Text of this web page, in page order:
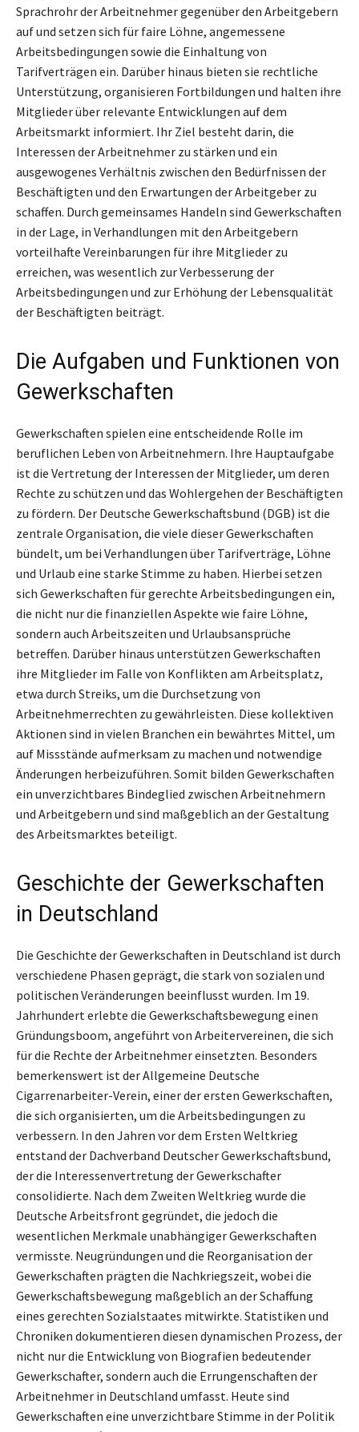
Sprachrohr der Arbeitnehmer gegenüber den Arbeitgebern
auf und setzen sich für faire Löhne, angemessene
Arbeitsbedingungen sowie die Einhaltung von
Tarifverträgen ein. Darüber hinaus bieten sie rechtliche
Unterstützung, organisieren Fortbildungen und halten ihre
Mitglieder über relevante Entwicklungen auf dem
Arbeitsmarkt informiert. Ihr Ziel besteht darin, die
Interessen der Arbeitnehmer zu stärken und ein
ausgewogenes Verhältnis zwischen den Bedürfnissen der
Beschäftigten und den Erwartungen der Arbeitgeber zu
schaffen. Durch gemeinsames Handeln sind Gewerkschaften
in der Lage, in Verhandlungen mit den Arbeitgebern
vorteilhafte Vereinbarungen für ihre Mitglieder zu
erreichen, was wesentlich zur Verbesserung der
Arbeitsbedingungen und zur Erhöhung der Lebensqualität
der Beschäftigten beiträgt.
Die Aufgaben und Funktionen von
Gewerkschaften
Gewerkschaften spielen eine entscheidende Rolle im
beruflichen Leben von Arbeitnehmern. Ihre Hauptaufgabe
ist die Vertretung der Interessen der Mitglieder, um deren
Rechte zu schützen und das Wohlergehen der Beschäftigten
zu fördern. Der Deutsche Gewerkschaftsbund (DGB) ist die
zentrale Organisation, die viele dieser Gewerkschaften
bündelt, um bei Verhandlungen über Tarifverträge, Löhne
und Urlaub eine starke Stimme zu haben. Hierbei setzen
sich Gewerkschaften für gerechte Arbeitsbedingungen ein,
die nicht nur die finanziellen Aspekte wie faire Löhne,
sondern auch Arbeitszeiten und Urlaubsansprüche
betreffen. Darüber hinaus unterstützen Gewerkschaften
ihre Mitglieder im Falle von Konflikten am Arbeitsplatz,
etwa durch Streiks, um die Durchsetzung von
Arbeitnehmerrechten zu gewährleisten. Diese kollektiven
Aktionen sind in vielen Branchen ein bewährtes Mittel, um
auf Missstände aufmerksam zu machen und notwendige
Änderungen herbeizuführen. Somit bilden Gewerkschaften
ein unverzichtbares Bindeglied zwischen Arbeitnehmern
und Arbeitgebern und sind maßgeblich an der Gestaltung
des Arbeitsmarktes beteiligt.
Geschichte der Gewerkschaften
in Deutschland
Die Geschichte der Gewerkschaften in Deutschland ist durch
verschiedene Phasen geprägt, die stark von sozialen und
politischen Veränderungen beeinflusst wurden. Im 19.
Jahrhundert erlebte die Gewerkschaftsbewegung einen
Gründungsboom, angeführt von Arbeitervereinen, die sich
für die Rechte der Arbeitnehmer einsetzten. Besonders
bemerkenswert ist der Allgemeine Deutsche
Cigarrenarbeiter-Verein, einer der ersten Gewerkschaften,
die sich organisierten, um die Arbeitsbedingungen zu
verbessern. In den Jahren vor dem Ersten Weltkrieg
entstand der Dachverband Deutscher Gewerkschaftsbund,
der die Interessenvertretung der Gewerkschafter
consolidierte. Nach dem Zweiten Weltkrieg wurde die
Deutsche Arbeitsfront gegründet, die jedoch die
wesentlichen Merkmale unabhängiger Gewerkschaften
vermisste. Neugründungen und die Reorganisation der
Gewerkschaften prägten die Nachkriegszeit, wobei die
Gewerkschaftsbewegung maßgeblich an der Schaffung
eines gerechten Sozialstaates mitwirkte. Statistiken und
Chroniken dokumentieren diesen dynamischen Prozess, der
nicht nur die Entwicklung von Biografien bedeutender
Gewerkschafter, sondern auch die Errungenschaften der
Arbeitnehmer in Deutschland umfasst. Heute sind
Gewerkschaften eine unverzichtbare Stimme in der Politik